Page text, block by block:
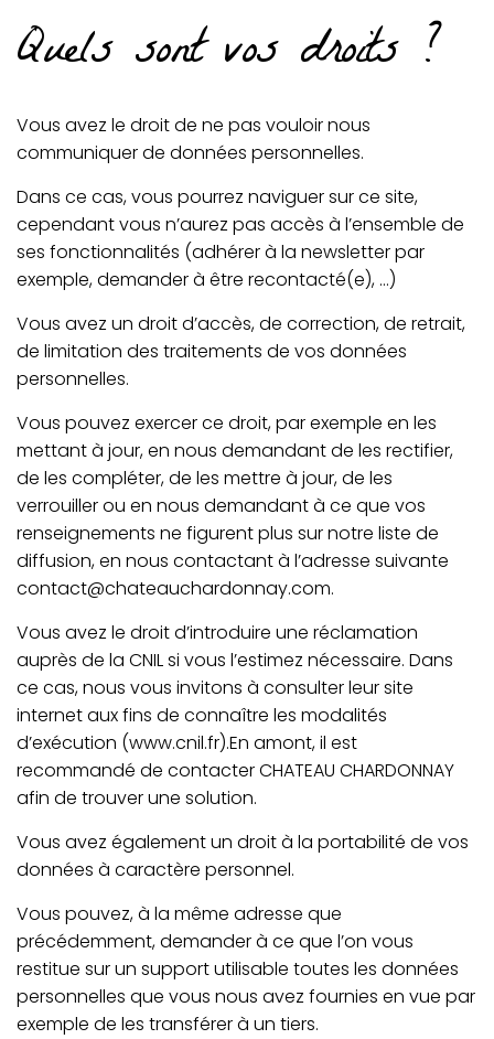
Quels sont vos droits ?
Vous avez le droit de ne pas vouloir nous
communiquer de données personnelles.
Dans ce cas, vous pourrez naviguer sur ce site,
cependant vous n’aurez pas accès à l’ensemble de
ses fonctionnalités (adhérer à la newsletter par
exemple, demander à être recontacté(e), …)
Vous avez un droit d’accès, de correction, de retrait,
de limitation des traitements de vos données
personnelles.
Vous pouvez exercer ce droit, par exemple en les
mettant à jour, en nous demandant de les rectifier,
de les compléter, de les mettre à jour, de les
verrouiller ou en nous demandant à ce que vos
renseignements ne figurent plus sur notre liste de
diffusion, en nous contactant à l’adresse suivante
contact@chateauchardonnay.com.
Vous avez le droit d’introduire une réclamation
auprès de la CNIL si vous l’estimez nécessaire. Dans
ce cas, nous vous invitons à consulter leur site
internet aux fins de connaître les modalités
d’exécution (www.cnil.fr).En amont, il est
recommandé de contacter CHATEAU CHARDONNAY
afin de trouver une solution.
Vous avez également un droit à la portabilité de vos
données à caractère personnel.
Vous pouvez, à la même adresse que
précédemment, demander à ce que l’on vous
restitue sur un support utilisable toutes les données
personnelles que vous nous avez fournies en vue par
exemple de les transférer à un tiers.